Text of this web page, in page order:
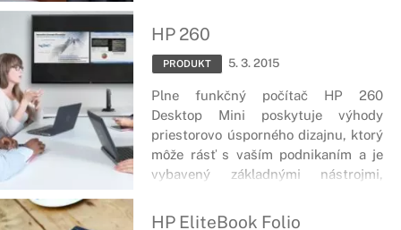
aj mimo nej.
HP 260
PRODUKT 5. 3. 2015
Plne funkčný počítač HP 260
Desktop Mini poskytuje výhody
priestorovo úsporného dizajnu, ktorý
môže rásť s vaším podnikaním a je
vybavený základnými nástrojmi,
HP EliteBook Folio